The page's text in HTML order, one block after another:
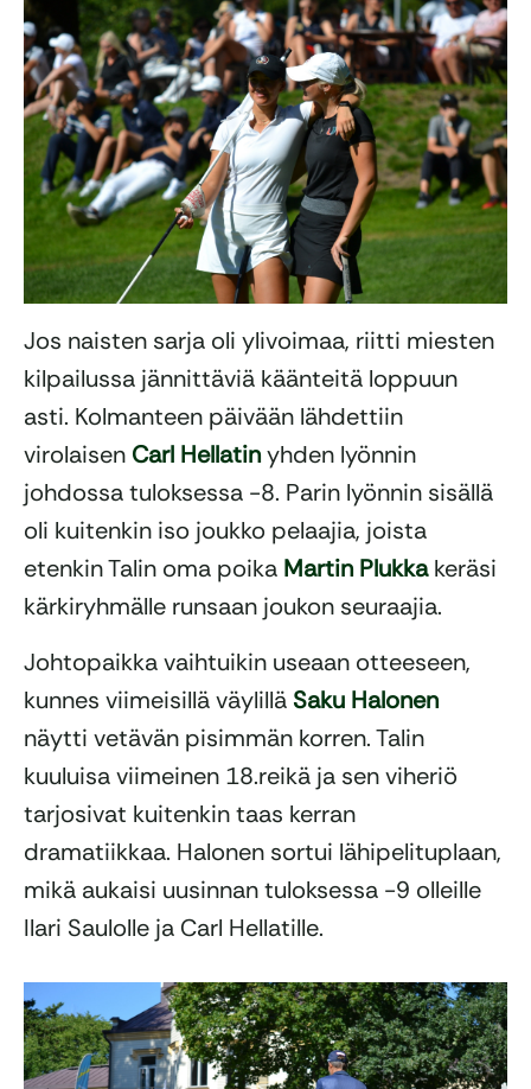
Jos naisten sarja oli ylivoimaa, riitti miesten
kilpailussa jännittäviä käänteitä loppuun
asti. Kolmanteen päivään lähdettiin
virolaisen Carl Hellatinyhden lyönnin
johdossa tuloksessa -8. Parin lyönnin sisällä
oli kuitenkin iso joukko pelaajia, joista
etenkin Talin oma poika Martin Plukkakeräsi
kärkiryhmälle runsaan joukon seuraajia.
Johtopaikka vaihtuikin useaan otteeseen,
kunnes viimeisillä väylillä Saku Halonen
näytti vetävän pisimmän korren. Talin
kuuluisa viimeinen 18.reikä ja sen viheriö
tarjosivat kuitenkin taas kerran
dramatiikkaa. Halonen sortui lähipelituplaan,
mikä aukaisi uusinnan tuloksessa -9 olleille
Ilari Saulolle ja Carl Hellatille.